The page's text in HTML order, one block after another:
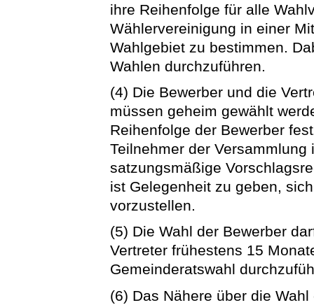
ihre Reihenfolge für alle
Wählervereinigung in einer
Wahlgebiet zu bestimmen.
Wahlen durchzuführen.
(4) Die Bewerber und die
müssen geheim gewählt
Reihenfolge der Bewerber
Teilnehmer der
satzungsmäßige
ist Gelegenheit zu geben,
vorzustellen.
(5) Die Wahl der Bewerber
Vertreter frühestens 15
Gemeinderatswahl
(6) Das Nähere über die